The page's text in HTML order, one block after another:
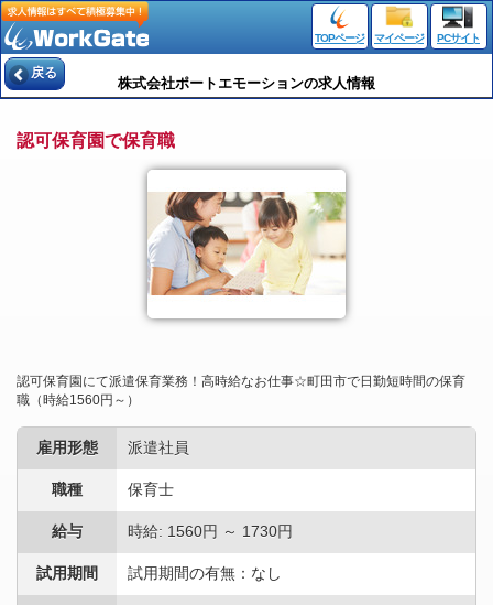
TOPページ マイページ PCサイト
戻る
株式会社ポートエモーションの求人情報
認可保育園で保育職
認可保育園にて派遣保育業務！高時給なお仕事☆町田市で日勤短時間の保育
職（時給1560円～）
雇用形態 派遣社員
職種 保育士
給与 時給: 1560円 ～ 1730円
試用期間 試用期間の有無：なし